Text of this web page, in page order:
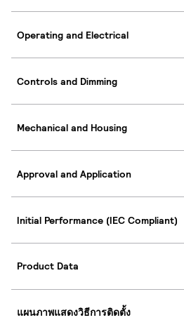
Operating and Electrical
Controls and Dimming
Mechanical and Housing
Approval and Application
Initial Performance (IEC Compliant)
Product Data
แผนภาพแสดงวิธีการติดตั้ง